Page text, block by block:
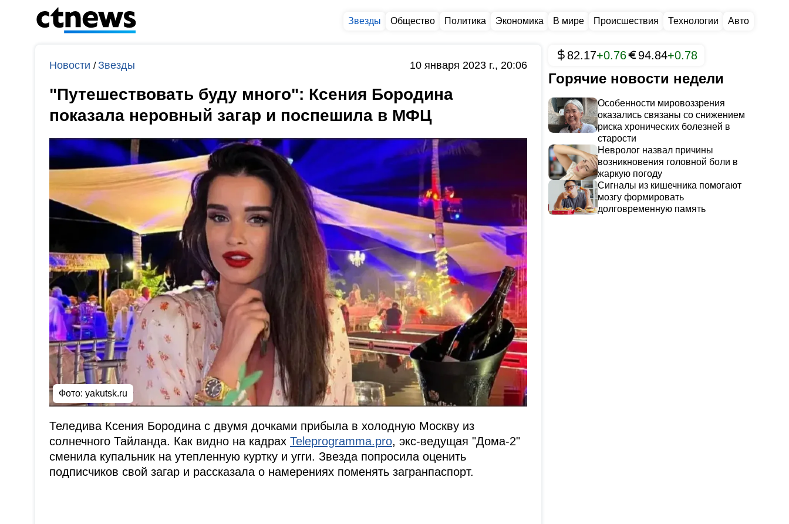
Звезды Общество Политика Экономика В мире Происшествия Технологии Авто
Новости /Звезды 10 января 2023 г., 20:06
"Путешествовать буду много": Ксения Бородина
показала неровный загар и поспешила в МФЦ
Фото: yakutsk.ru
Теледива Ксения Бородина с двумя дочками прибыла в холодную Москву из
солнечного Тайланда. Как видно на кадрах Teleprogramma.pro, экс-ведущая "Дома-2"
сменила купальник на утепленную куртку и угги. Звезда попросила оценить
подписчиков свой загар и рассказала о намерениях поменять загранпаспорт.
82.17+0.76 94.84+0.78
Горячие новости недели
Особенности мировоззрения
оказались связаны со снижением
риска хронических болезней в
старости
Невролог назвал причины
возникновения головной боли в
жаркую погоду
Сигналы из кишечника помогают
мозгу формировать
долговременную память